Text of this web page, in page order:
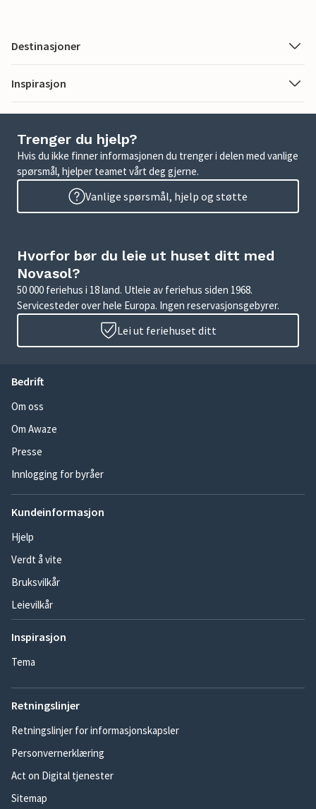
Destinasjoner
Inspirasjon
Trenger du hjelp?
Hvis du ikke finner informasjonen du trenger i delen med vanlige
spørsmål, hjelper teamet vårt deg gjerne.
Vanlige spørsmål, hjelp og støtte
Hvorfor bør du leie ut huset ditt med
Novasol?
50 000 feriehus i 18 land. Utleie av feriehus siden 1968.
Servicesteder over hele Europa. Ingen reservasjonsgebyrer.
Lei ut feriehuset ditt
Bedrift
Om oss
Om Awaze
Presse
Innlogging for byråer
Kundeinformasjon
Hjelp
Verdt å vite
Bruksvilkår
Leievilkår
Inspirasjon
Tema
Retningslinjer
Retningslinjer for informasjonskapsler
Personvernerklæring
Act on Digital tjenester
Sitemap